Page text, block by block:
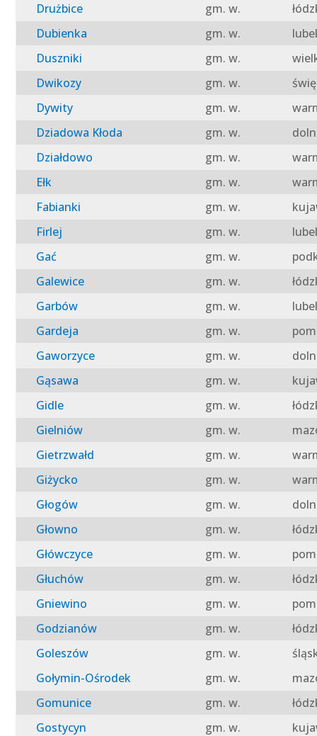
Drużbice
gm. w.
Dubienka
gm. w.
Duszniki
gm. w.
Dwikozy
gm. w.
Dywity
gm. w.
Dziadowa Kłoda
gm. w.
Działdowo
gm. w.
Ełk
gm. w.
Fabianki
gm. w.
Firlej
gm. w.
Gać
gm. w.
Galewice
gm. w.
Garbów
gm. w.
Gardeja
gm. w.
Gaworzyce
gm. w.
Gąsawa
gm. w.
Gidle
gm. w.
Gielniów
gm. w.
Gietrzwałd
gm. w.
Giżycko
gm. w.
Głogów
gm. w.
Głowno
gm. w.
Główczyce
gm. w.
Głuchów
gm. w.
Gniewino
gm. w.
Godzianów
gm. w.
Goleszów
gm. w.
Gołymin-Ośrodek
gm. w.
Gomunice
gm. w.
Gostycyn
gm. w.